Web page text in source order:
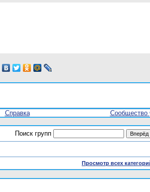
Справка Сообщество
Поиск групп
Просмотр всех